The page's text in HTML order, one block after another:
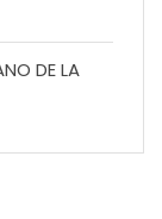
DE LA